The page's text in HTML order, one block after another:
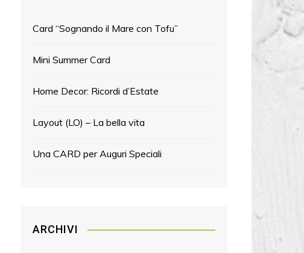
Card “Sognando il Mare con Tofu”
Mini Summer Card
Home Decor: Ricordi d’Estate
Layout (LO) – La bella vita
Una CARD per Auguri Speciali
ARCHIVI